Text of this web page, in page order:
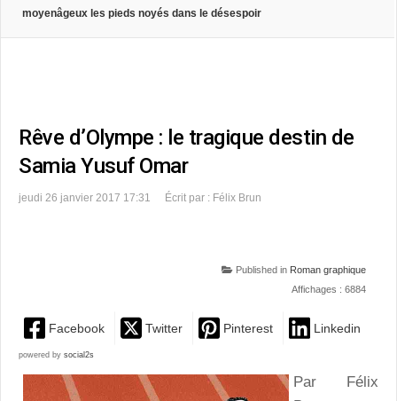
moyenâgeux les pieds noyés dans le désespoir
Rêve d’Olympe : le tragique destin de
Samia Yusuf Omar
jeudi 26 janvier 2017 17:31 Écrit par : Félix Brun
Published in Roman graphique
Affichages : 6884
Facebook Twitter Pinterest Linkedin
powered by social2s
Par Félix